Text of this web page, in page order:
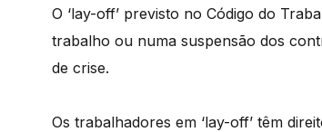
O ‘lay-off’ previsto no Código do
trabalho ou numa suspensão dos
de crise.
Os trabalhadores em ‘lay-off’ têm